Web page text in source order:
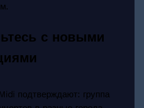
с новыми
подтверждают: группа